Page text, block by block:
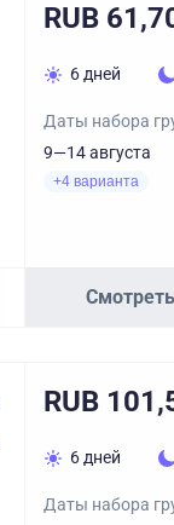
RUB
6 дней
Даты набора
9—14 августа
+4 варианта
RUB
6 дней
Даты набора